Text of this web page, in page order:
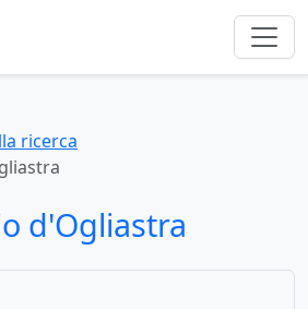
ricerca
d'Ogliastra